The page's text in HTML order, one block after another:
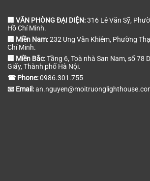
🏢 VĂN PHÒNG ĐẠI DIỆN:316 Lê Văn Sỹ,
Hồ Chí Minh.
🏢 Miền Nam:232 Ung Văn Khiêm, Phường
Chí Minh.
🏢 Miền Bắc:Tầng 6, Toà nhà San Nam, số 78
Giấy, Thành phố Hà Nội.
☎ Phone:0986.301.755
📧 Email: